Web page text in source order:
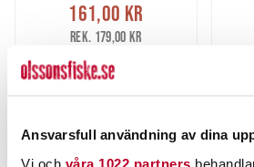
Ansvarsfull användning av dina
Vi och våra 1022 partners
161,00 kr
Rek. 179,00 kr
5 ST